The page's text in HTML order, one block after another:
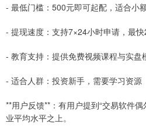
- 最低门槛：500元即可起配，适合小
- 提现速度：支持7×24小时申请，最
- 教育支持：提供免费视频课程与实盘
- 适合人群：投资新手，需要学习资源
**用户反馈**：有用户提到“交易软件
业平均水平之上。